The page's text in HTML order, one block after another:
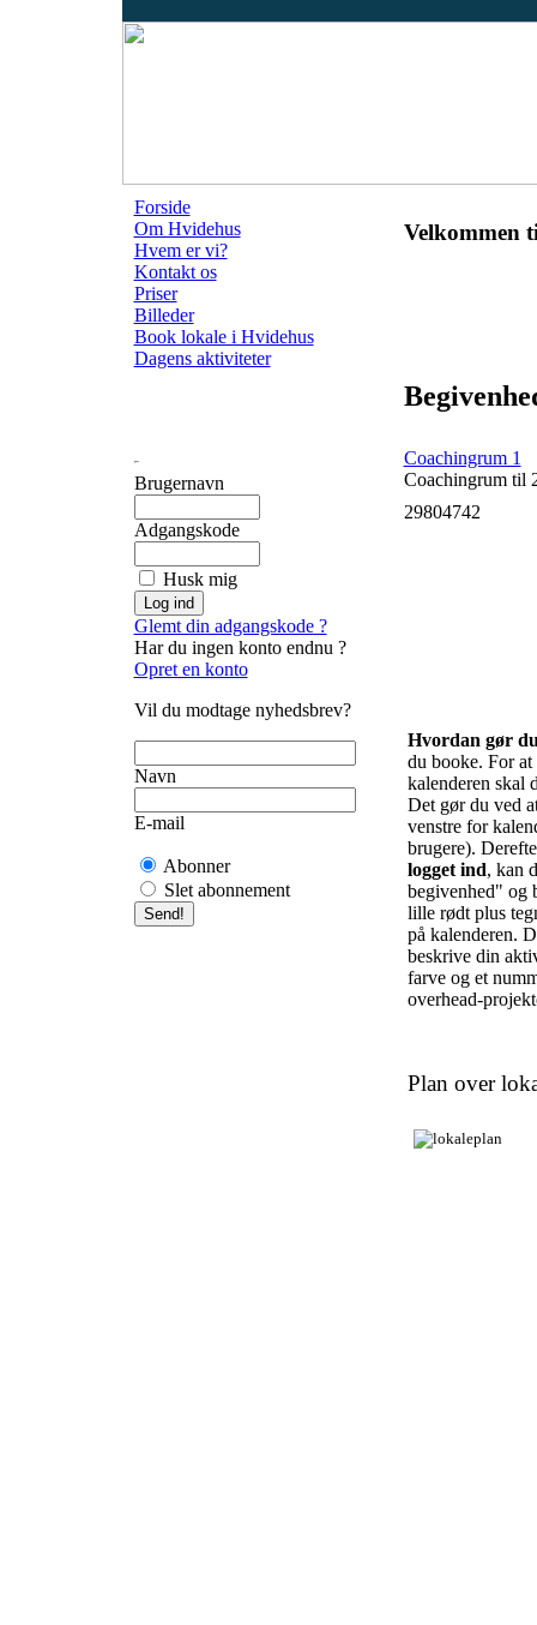
Forside
Om Hvidehus
Hvem er vi?
Kontakt os
Priser
Billeder
Book lokale i Hvidehus
Dagens aktiviteter
Brugernavn
Adgangskode
Husk mig
Glemt din adgangskode ?
Har du ingen konto endnu ?
Opret en konto
Vil du modtage nyhedsbrev?
Navn
E-mail
Abonner
Slet abonnement
Velkommen
Coachingrum 1
Coachingrum til
29804742
Hvordan gør
du booke. For
kalenderen skal
Det gør du ved
venstre for
brugere).
logget ind, kan
begivenhed" og
lille rødt plus
på kalenderen.
beskrive din
farve og et
overhead-
Plan over